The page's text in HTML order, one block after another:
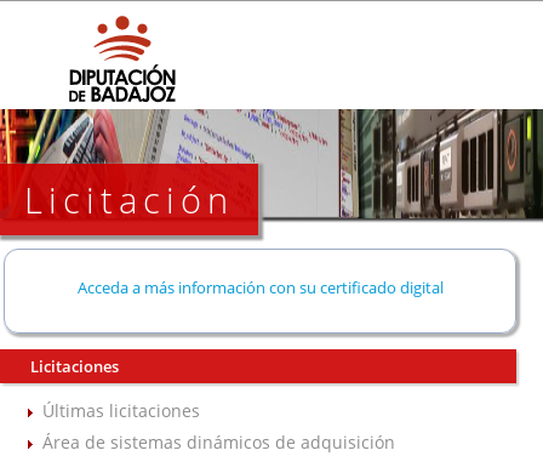
Licitación
Acceda a más información con su certificado digital
Licitaciones
Últimas licitaciones
Área de sistemas dinámicos de adquisición